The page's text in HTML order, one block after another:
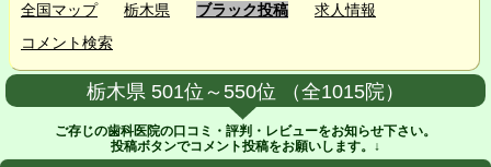
全国マップ 栃木県 ブラック投稿
求人情報
コメント検索
栃木県 501位～550位 （全1015院）
ご存じの歯科医院の口コミ・評判・レビューをお知らせ下さい。
投稿ボタンでコメント投稿をお願いします。↓